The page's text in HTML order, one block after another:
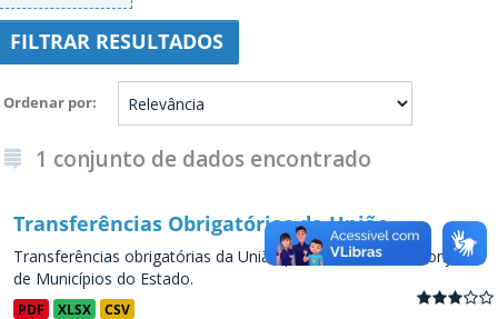
FILTRAR RESULTADOS
Ordenar por
1 conjunto de dados encontrado
Transferências Obrigatórias da União
Transferências obrigatórias da União para os Estados e conjunto
de Municípios do Estado.
PDF XLSX CSV